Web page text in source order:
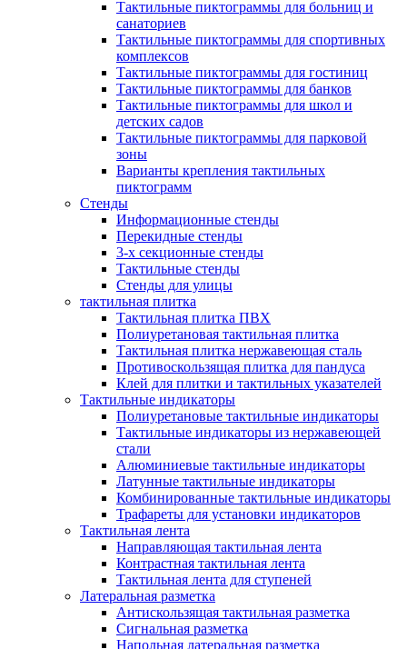
Тактильные пиктограммы для больниц и
санаториев
Тактильные пиктограммы для спортивных
комплексов
Тактильные пиктограммы для гостиниц
Тактильные пиктограммы для банков
Тактильные пиктограммы для школ и
детских садов
Тактильные пиктограммы для парковой
зоны
Варианты крепления тактильных
пиктограмм
Стенды
Информационные стенды
Перекидные стенды
3-х секционные стенды
Тактильные стенды
Стенды для улицы
тактильная плитка
Тактильная плитка ПВХ
Полиуретановая тактильная плитка
Тактильная плитка нержавеющая сталь
Противоскользящая плитка для пандуса
Клей для плитки и тактильных указателей
Тактильные индикаторы
Полиуретановые тактильные индикаторы
Тактильные индикаторы из нержавеющей
стали
Алюминиевые тактильные индикаторы
Латунные тактильные индикаторы
Комбинированные тактильные индикаторы
Трафареты для установки индикаторов
Тактильная лента
Направляющая тактильная лента
Контрастная тактильная лента
Тактильная лента для ступеней
Латеральная разметка
Антискользящая тактильная разметка
Сигнальная разметка
Напольная латеральная разметка